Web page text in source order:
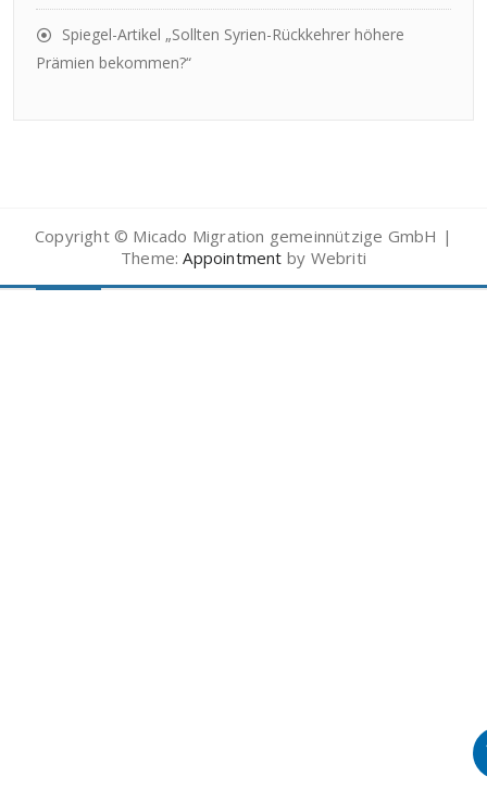
Spiegel-Artikel „Sollten Syrien-Rückkehrer höhere
Prämien bekommen?“
Copyright © Micado Migration gemeinnützige GmbH |
Theme: Appointment by Webriti